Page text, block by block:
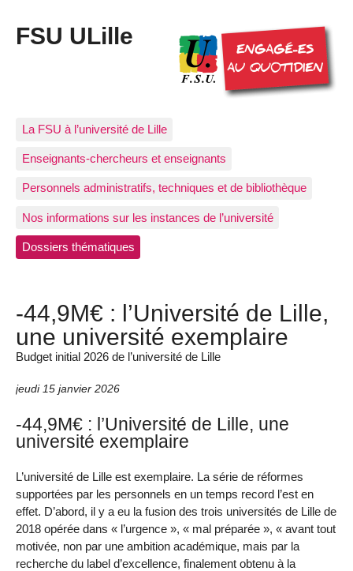
FSU ULille
La FSU à l’université de Lille
Enseignants-chercheurs et enseignants
Personnels administratifs, techniques et de bibliothèque
Nos informations sur les instances de l’université
Dossiers thématiques
-44,9M€ : l’Université de Lille,
une université exemplaire
Budget initial 2026 de l’université de Lille
jeudi 15 janvier 2026
-44,9M€ : l’Université de Lille, une
université exemplaire
L’université de Lille est exemplaire. La série de réformes
supportées par les personnels en un temps record l’est en
effet. D’abord, il y a eu la fusion des trois universités de Lille de
2018 opérée dans « l’urgence », « mal préparée », « avant tout
motivée, non par une ambition académique, mais par la
recherche du label d’excellence, finalement obtenu à la